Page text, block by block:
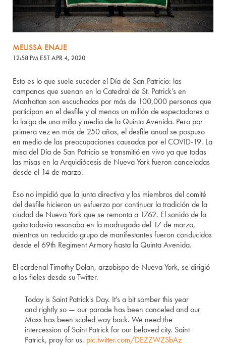
MELISSA ENAJE
12:58 PM EST APR 4, 2020
Esto es lo que suele suceder el Día de San Patricio: las
campanas que suenan en la Catedral de St. Patrick’s en
Manhattan son escuchadas por más de 100,000 personas que
participan en el desfile y al menos un millón de espectadores a
lo largo de una milla y media de la Quinta Avenida. Pero por
primera vez en más de 250 años, el desfile anual se pospuso
en medio de las preocupaciones causadas por el COVID-19. La
misa del Día de San Patricio se transmitió en vivo ya que todas
las misas en la Arquidiócesis de Nueva York fueron canceladas
desde el 14 de marzo.
Eso no impidió que la junta directiva y los miembros del comité
del desfile hicieran un esfuerzo por continuar la tradición de la
ciudad de Nueva York que se remonta a 1762. El sonido de la
gaita todavía resonaba en la madrugada del 17 de marzo,
mientras un reducido grupo de manifestantes fueron conducidos
desde el 69th Regiment Armory hasta la Quinta Avenida.
El cardenal Timothy Dolan, arzobispo de Nueva York, se dirigió
a los fieles desde su Twitter.
Today is Saint Patrick's Day. It's a bit somber this year
and rightly so — our parade has been canceled and our
Mass has been scaled way back. We need the
intercession of Saint Patrick for our beloved city. Saint
Patrick, pray for us. pic.twitter.com/DEZZWZSbAz